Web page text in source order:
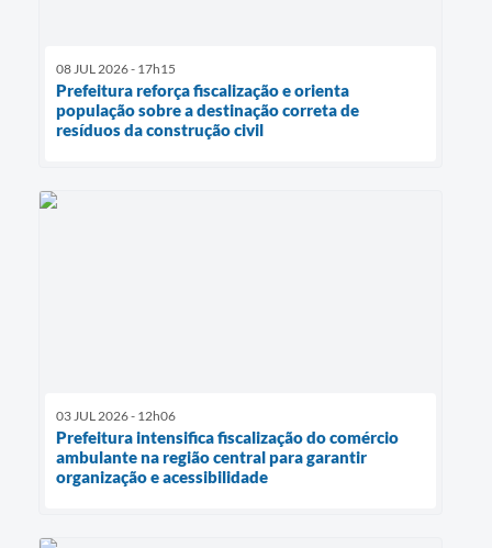
08 JUL 2026 - 17h15
Prefeitura reforça fiscalização e orienta
população sobre a destinação correta de
resíduos da construção civil
03 JUL 2026 - 12h06
Prefeitura intensifica fiscalização do comércio
ambulante na região central para garantir
organização e acessibilidade